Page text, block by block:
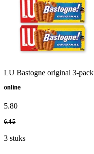
LU Bastogne original 3-pack
online
5.80
6.45
3 stuks